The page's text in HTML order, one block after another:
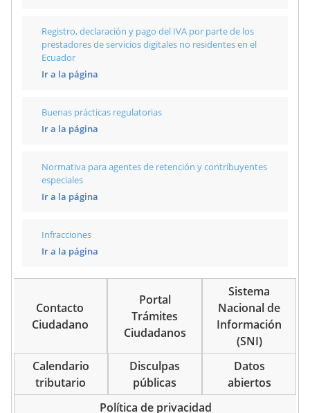
Registro, declaración y pago del IVA por parte de los
prestadores de servicios digitales no residentes en el
Ecuador
Ir a la página
Buenas prácticas regulatorias
Ir a la página
Normativa para agentes de retención y contribuyentes
especiales
Ir a la página
Infracciones
Ir a la página
Contacto
Ciudadano
Portal
Trámites
Ciudadanos
Sistema
Nacional de
Información
(SNI)
Calendario
tributario
Disculpas
públicas
Datos
abiertos
Política de privacidad